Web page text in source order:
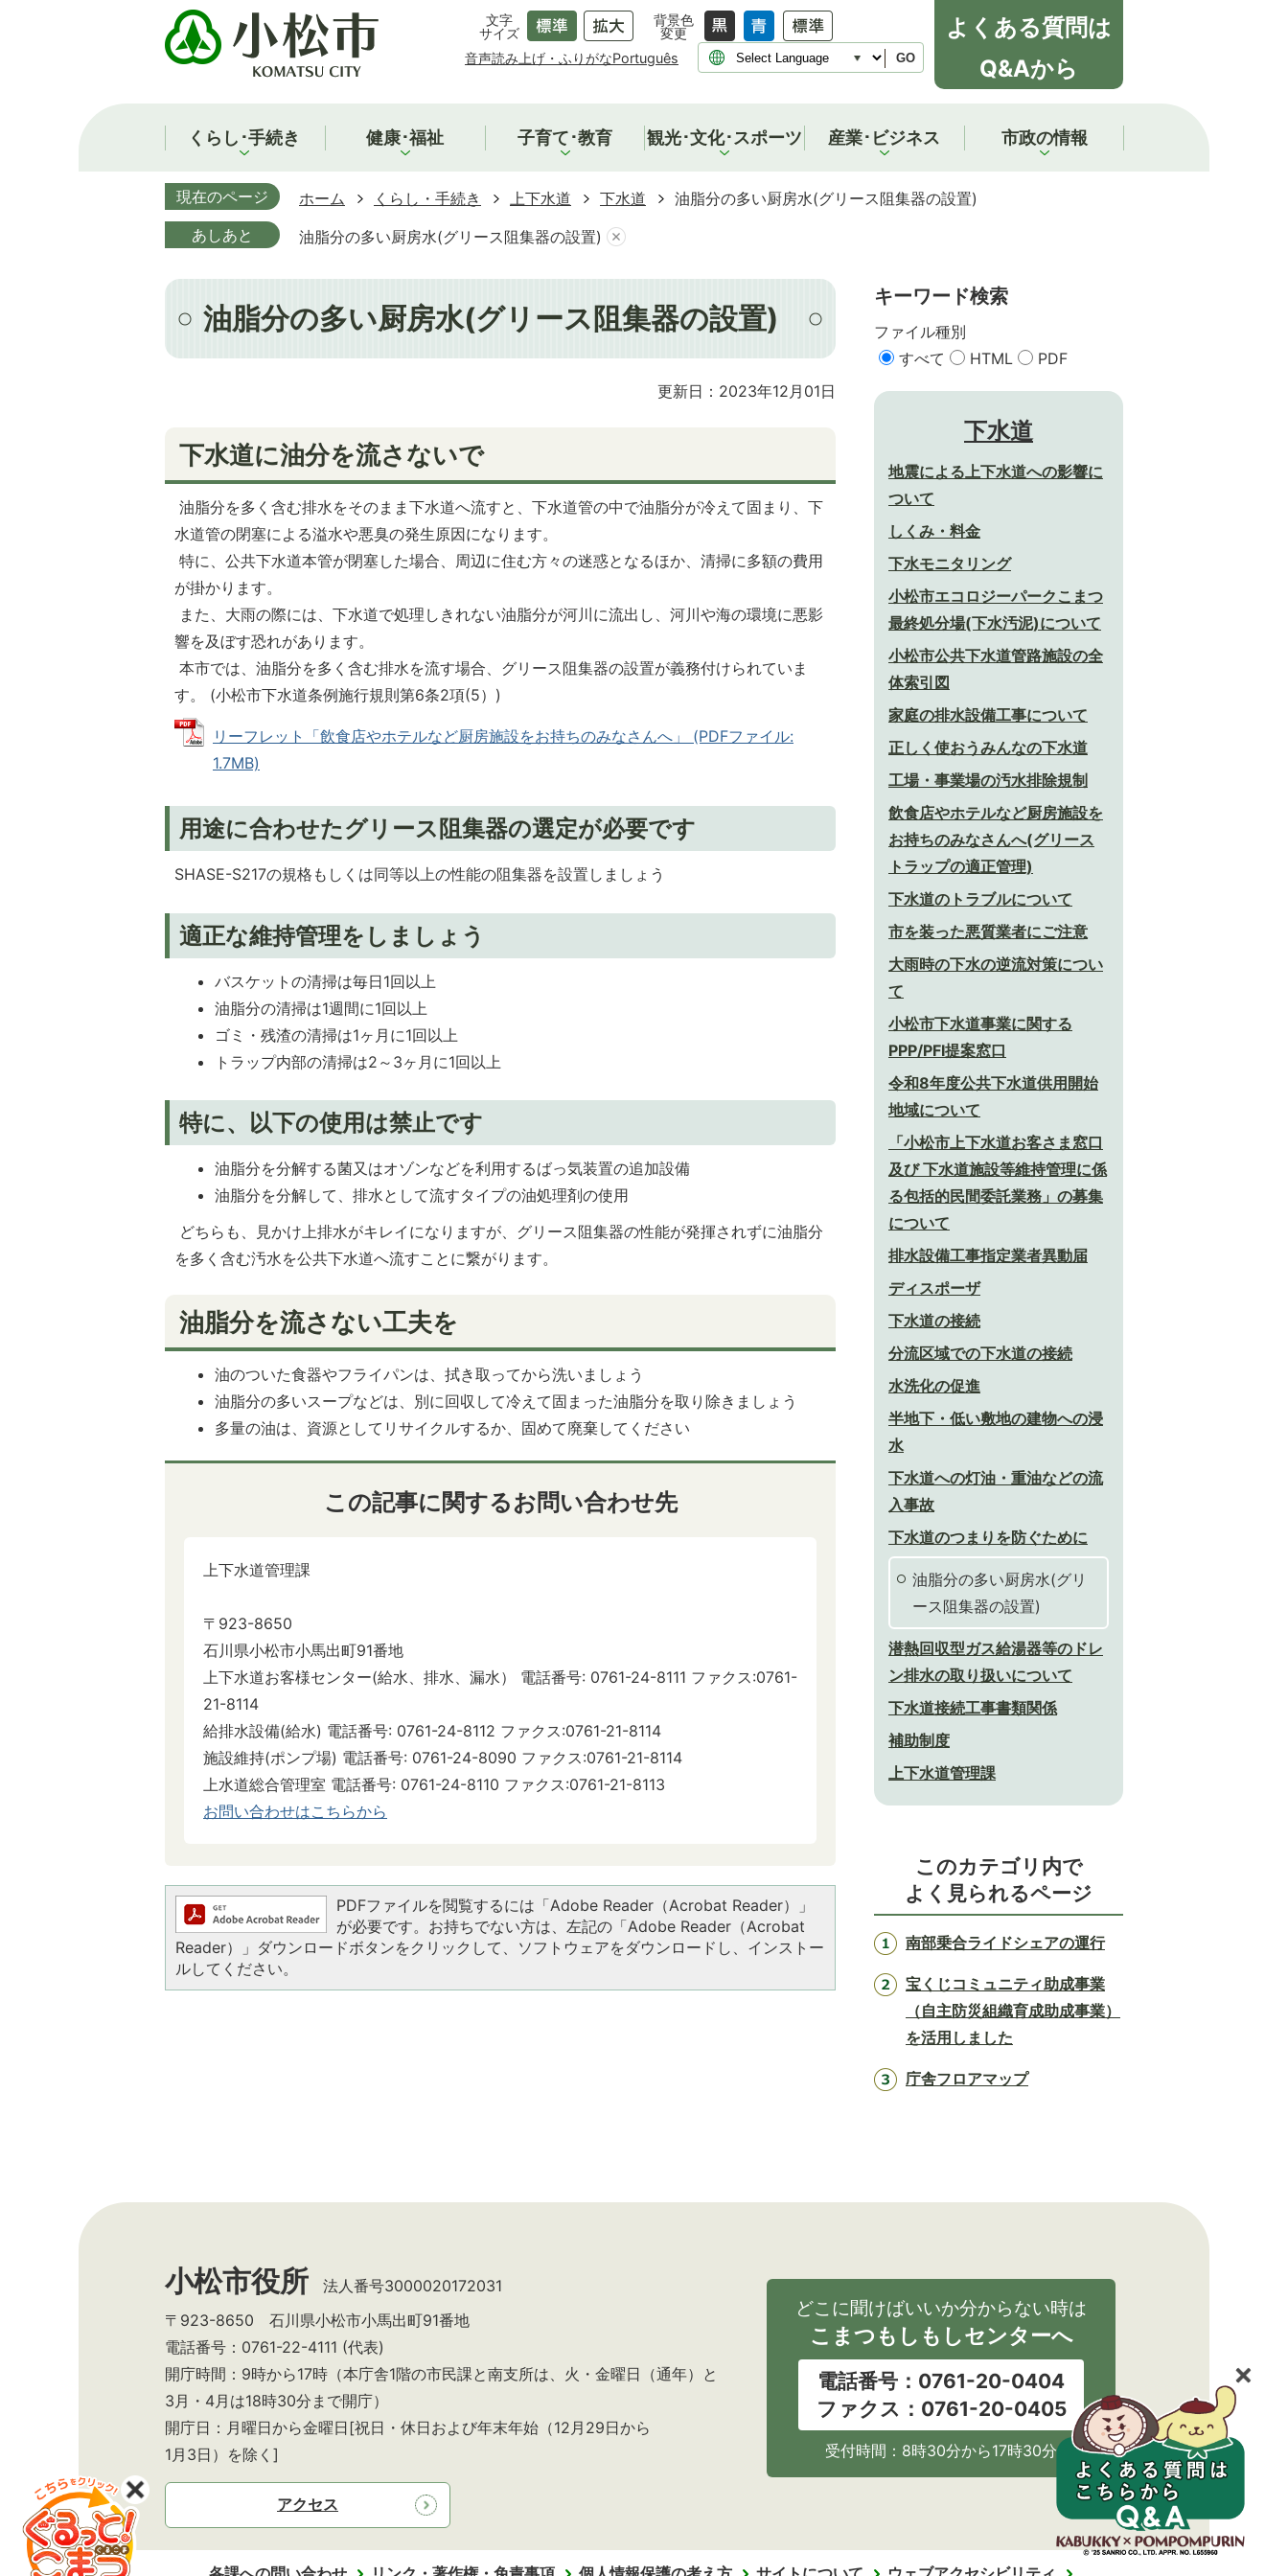
文字
サイズ
背景色
変更
音声読み上げ・ふりがなPortuguês GO
よくある質問は
Q&Aから
くらし･手続き 健康･福祉 子育て･教育 観光･文化･スポーツ 産業･ビジネス 市政の情報
現在のページ ホーム くらし・手続き 上下水道 下水道
油脂分の多い厨房水(グリース阻集器の設置)
あしあと
油脂分の多い厨房水(グリース阻集器の設置)
油脂分の多い厨房水(グリース阻集器の設置)
更新日：2023年12月01日
下水道に油分を流さないで
油脂分を多く含む排水をそのまま下水道へ流すと、下水道管の中で油脂分が冷えて固まり、下
水道管の閉塞による溢水や悪臭の発生原因になります。
特に、公共下水道本管が閉塞した場合、周辺に住む方々の迷惑となるほか、清掃に多額の費用
が掛かります。
また、大雨の際には、下水道で処理しきれない油脂分が河川に流出し、河川や海の環境に悪影
響を及ぼす恐れがあります。
本市では、油脂分を多く含む排水を流す場合、グリース阻集器の設置が義務付けられていま
す。 (小松市下水道条例施行規則第6条2項(5）)
リーフレット「飲食店やホテルなど厨房施設をお持ちのみなさんへ」 (PDFファイル:
1.7MB)
用途に合わせたグリース阻集器の選定が必要です
SHASE-S217の規格もしくは同等以上の性能の阻集器を設置しましょう
適正な維持管理をしましょう
バスケットの清掃は毎日1回以上
油脂分の清掃は1週間に1回以上
ゴミ・残渣の清掃は1ヶ月に1回以上
トラップ内部の清掃は2～3ヶ月に1回以上
特に、以下の使用は禁止です
油脂分を分解する菌又はオゾンなどを利用するばっ気装置の追加設備
油脂分を分解して、排水として流すタイプの油処理剤の使用
どちらも、見かけ上排水がキレイになりますが、グリース阻集器の性能が発揮されずに油脂分
を多く含む汚水を公共下水道へ流すことに繋がります。
油脂分を流さない工夫を
油のついた食器やフライパンは、拭き取ってから洗いましょう
油脂分の多いスープなどは、別に回収して冷えて固まった油脂分を取り除きましょう
多量の油は、資源としてリサイクルするか、固めて廃棄してください
この記事に関するお問い合わせ先
上下水道管理課
〒923-8650
石川県小松市小馬出町91番地
上下水道お客様センター(給水、排水、漏水） 電話番号: 0761-24-8111 ファクス:0761-
21-8114
給排水設備(給水) 電話番号: 0761-24-8112 ファクス:0761-21-8114
施設維持(ポンプ場) 電話番号: 0761-24-8090 ファクス:0761-21-8114
上水道総合管理室 電話番号: 0761-24-8110 ファクス:0761-21-8113
お問い合わせはこちらから
PDFファイルを閲覧するには「Adobe Reader（Acrobat Reader）」
が必要です。お持ちでない方は、左記の「Adobe Reader（Acrobat
Reader）」ダウンロードボタンをクリックして、ソフトウェアをダウンロードし、インストー
ルしてください。
キーワード検索
ファイル種別
すべて
HTML PDF
下水道
地震による上下水道への影響に
ついて
しくみ・料金
下水モニタリング
小松市エコロジーパークこまつ
最終処分場(下水汚泥)について
小松市公共下水道管路施設の全
体索引図
家庭の排水設備工事について
正しく使おうみんなの下水道
工場・事業場の汚水排除規制
飲食店やホテルなど厨房施設を
お持ちのみなさんへ(グリース
トラップの適正管理)
下水道のトラブルについて
市を装った悪質業者にご注意
大雨時の下水の逆流対策につい
て
小松市下水道事業に関する
PPP/PFI提案窓口
令和8年度公共下水道供用開始
地域について
「小松市上下水道お客さま窓口
及び 下水道施設等維持管理に係
る包括的民間委託業務」の募集
について
排水設備工事指定業者異動届
ディスポーザ
下水道の接続
分流区域での下水道の接続
水洗化の促進
半地下・低い敷地の建物への浸
水
下水道への灯油・重油などの流
入事故
下水道のつまりを防ぐために
油脂分の多い厨房水(グリ
ース阻集器の設置)
潜熱回収型ガス給湯器等のドレ
ン排水の取り扱いについて
下水道接続工事書類関係
補助制度
上下水道管理課
このカテゴリ内で
よく見られるページ
南部乗合ライドシェアの運行
宝くじコミュニティ助成事業
（自主防災組織育成助成事業）
を活用しました
庁舎フロアマップ
小松市役所
法人番号3000020172031
〒923-8650 石川県小松市小馬出町91番地
電話番号：0761-22-4111 (代表)
開庁時間：9時から17時（本庁舎1階の市民課と南支所は、火・金曜日（通年）と
3月・4月は18時30分まで開庁）
開庁日：月曜日から金曜日[祝日・休日および年末年始（12月29日から
1月3日）を除く]
アクセス
どこに聞けばいいか分からない時は
こまつもしもしセンターへ
電話番号：0761-20-0404
ファクス：0761-20-0405
受付時間：8時30分から17時30分